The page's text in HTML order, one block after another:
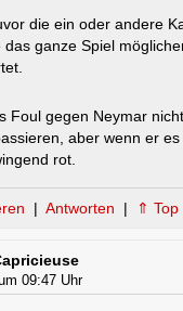
die ein oder andere
das ganze Spiel
Foul gegen Neymar
aber wenn er
rot.
| Antworten | ⇑ Top
09:47 Uhr